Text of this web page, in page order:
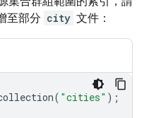
至部分 city 文件：
( "cities" );